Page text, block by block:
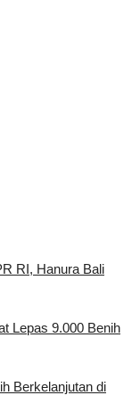
RI, Hanura Bali
Lepas 9.000 Benih
Berkelanjutan di